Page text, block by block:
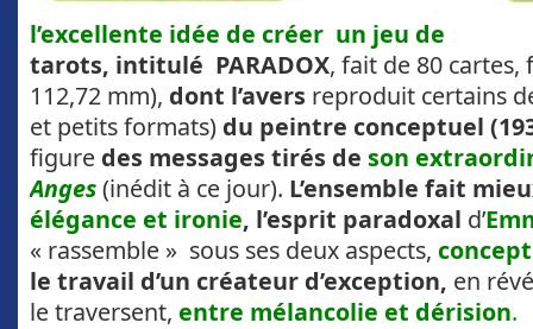
l’excellente idée de créer un jeu de
tarots, intitulé PARADOX, fait de 80
112,72 mm), dont l’avers reproduit certains
et petits formats) du peintre conceptuel
figure des messages tirés de son
Anges(inédit à ce jour). L’ensemble fait
élégance et ironie, l’esprit paradoxal d’
« rassemble » sous ses deux aspects,
le travail d’un créateur d’exception, en
le traversent, entre mélancolie et dérision.